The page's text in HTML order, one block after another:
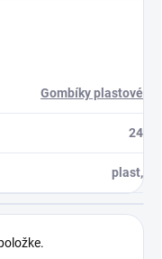
Gombíky plastové
24
plast,